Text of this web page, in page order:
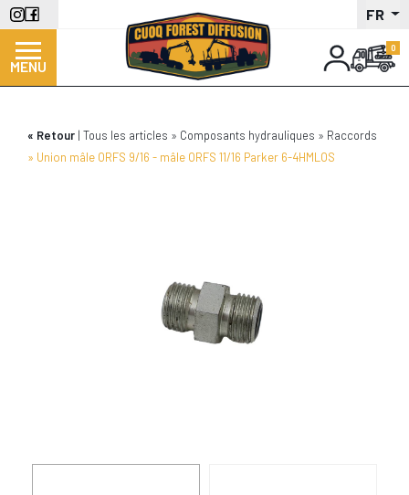
Aller
au
contenu
principal
FR
MENU
Retour Tous les articles Composants hydrauliques
Raccords
Union mâle ORFS 9/16 - mâle ORFS 11/16 Parker 6-4HMLOS